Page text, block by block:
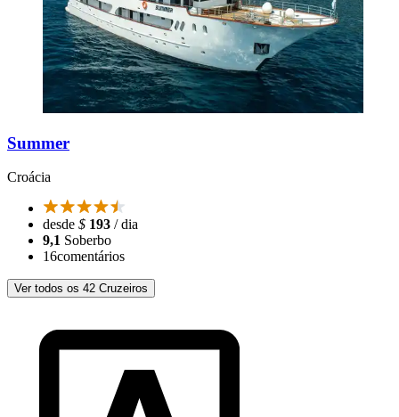
Summer
Croácia
desde $ 193 / dia
9,1 Soberbo
16comentários
Ver todos os 42 Cruzeiros